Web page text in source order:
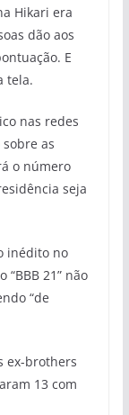
Hikari era
dão aos
E
tela.
nas redes
as
o número
seja
inédito no
21” não
“de
ex-brothers
13 com